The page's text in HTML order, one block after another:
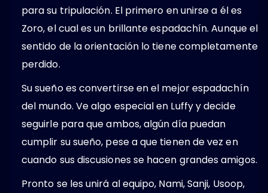
para su tripulación. El primero en unirse a él es
Zoro, el cual es un brillante espadachín. Aunque el
sentido de la orientación lo tiene completamente
perdido.
Su sueño es convertirse en el mejor espadachín
del mundo. Ve algo especial en Luffy y decide
seguirle para que ambos, algún día puedan
cumplir su sueño, pese a que tienen de vez en
cuando sus discusiones se hacen grandes amigos.
Pronto se les unirá al equipo, Nami, Sanji, Usoop,